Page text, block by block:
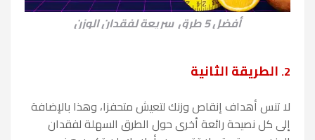
أفضل 5 طرق سريعة لفقدان الوزن
2. الطريقة الثانية
لا تنس أهداف إنقاص وزنك لتعيش متحفزا، وهذا بالإضافة
إلى كل نصيحة رائعة أخرى حول الطرق السهلة لفقدان